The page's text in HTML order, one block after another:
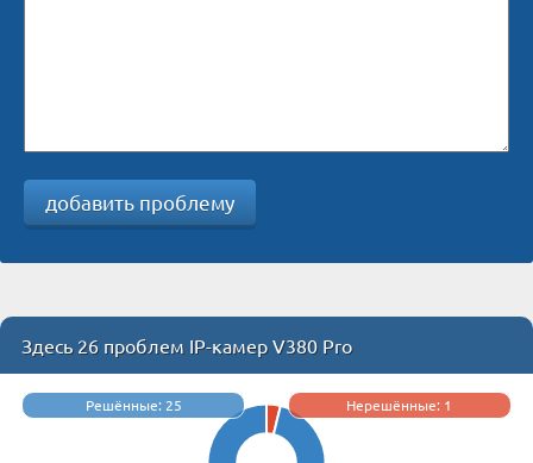
добавить проблему
Здесь 26 проблем IP-камер V380 Pro
Решённые: 25 Нерешённые: 1